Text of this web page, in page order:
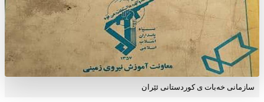
سازمانی خەبات ی كوردستانی ئێران